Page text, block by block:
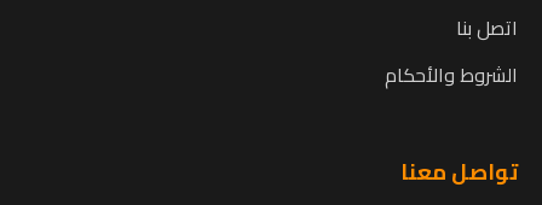
اتصل بنا
الشروط والأحكام
تواصل معنا